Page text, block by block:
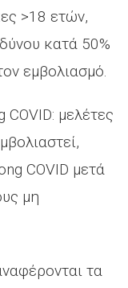
>18 ετών,
κατά 50%
εμβολιασμό.
μελέτες
COVID μετά
μη
τα